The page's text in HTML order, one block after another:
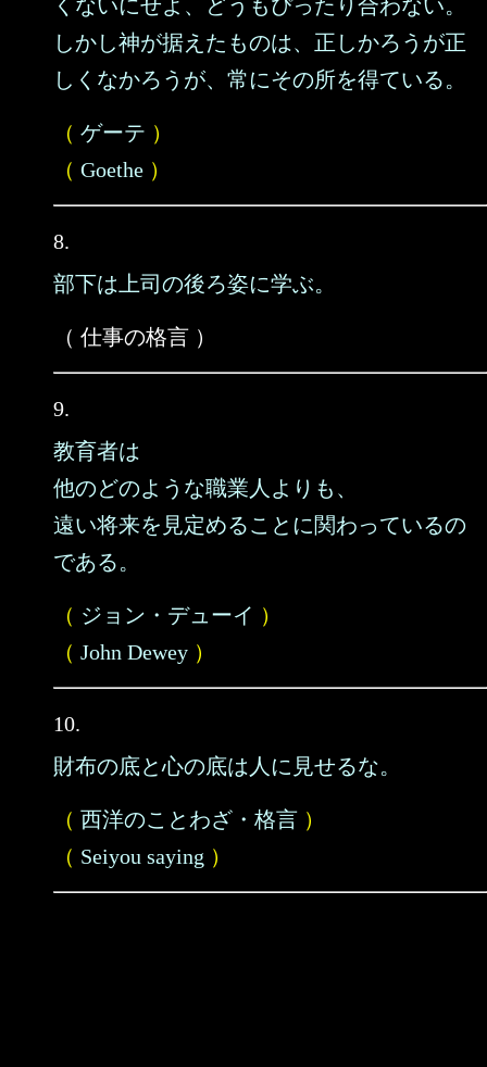
くないにせよ、どうもぴったり合わない。
しかし神が据えたものは、正しかろうが正
しくなかろうが、常にその所を得ている。
（ ゲーテ ）
（ Goethe ）
8.
部下は上司の後ろ姿に学ぶ。
（ 仕事の格言 ）
9.
教育者は
他のどのような職業人よりも、
遠い将来を見定めることに関わっているの
である。
（ ジョン・デューイ ）
（ John Dewey ）
10.
財布の底と心の底は人に見せるな。
（ 西洋のことわざ・格言 ）
（ Seiyou saying ）